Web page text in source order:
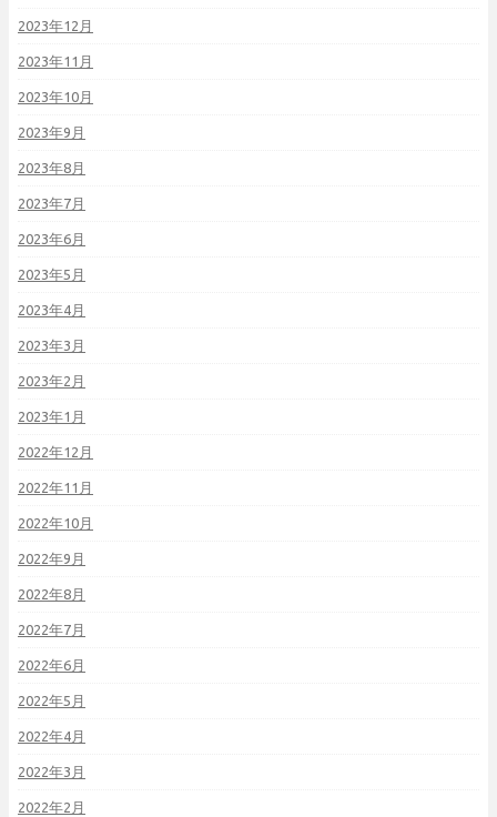
2023年12月
2023年11月
2023年10月
2023年9月
2023年8月
2023年7月
2023年6月
2023年5月
2023年4月
2023年3月
2023年2月
2023年1月
2022年12月
2022年11月
2022年10月
2022年9月
2022年8月
2022年7月
2022年6月
2022年5月
2022年4月
2022年3月
2022年2月